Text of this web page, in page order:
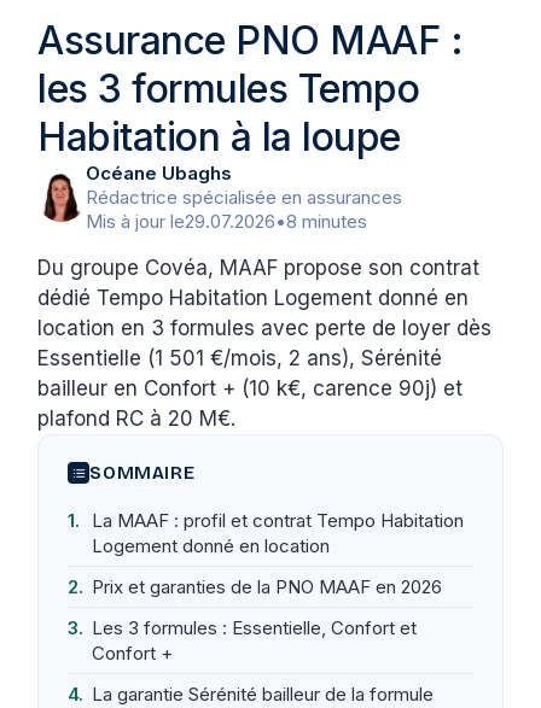
Assurance PNO MAAF :
les 3 formules Tempo
Habitation à la loupe
Océane Ubaghs
Rédactrice spécialisée en assurances
Mis à jour le29.07.2026•8 minutes
Du groupe Covéa, MAAF propose son contrat
dédié Tempo Habitation Logement donné en
location en 3 formules avec perte de loyer dès
Essentielle (1 501 €/mois, 2 ans), Sérénité
bailleur en Confort + (10 k€, carence 90j) et
plafond RC à 20 M€.
SOMMAIRE
La MAAF : profil et contrat Tempo Habitation
Logement donné en location
Prix et garanties de la PNO MAAF en 2026
Les 3 formules : Essentielle, Confort et
Confort +
La garantie Sérénité bailleur de la formule